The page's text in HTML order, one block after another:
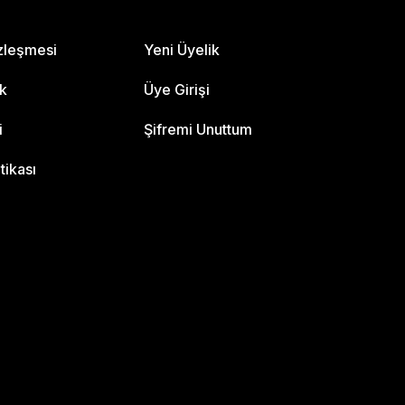
Yeni Üyelik
Üye Girişi
Şifremi Unuttum